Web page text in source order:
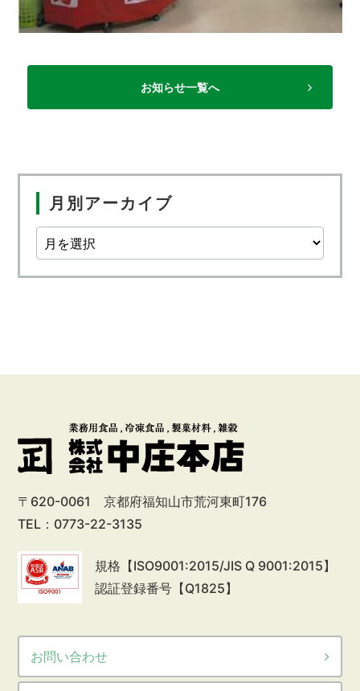
お知らせ一覧へ
月別アーカイブ
〒620-0061 京都府福知山市荒河東町176
TEL：0773-22-3135
規格【ISO9001:2015/JIS Q 9001:2015】
認証登録番号【Q1825】
お問い合わせ